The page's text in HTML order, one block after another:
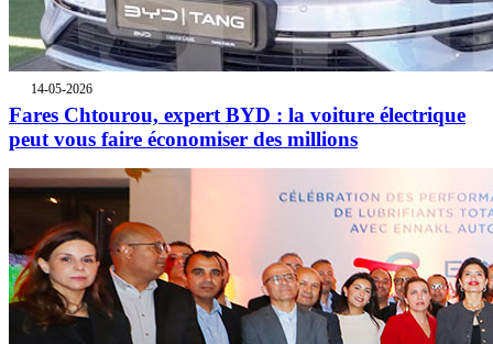
14-05-2026
Fares Chtourou, expert BYD : la voiture électrique
peut vous faire économiser des millions